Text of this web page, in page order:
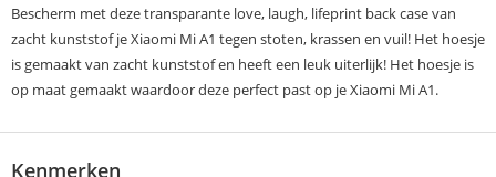
Bescherm met deze transparante love, laugh, lifeprint back case van
zacht kunststof je Xiaomi Mi A1 tegen stoten, krassen en vuil! Het hoesje
is gemaakt van zacht kunststof en heeft een leuk uiterlijk! Het hoesje is
op maat gemaakt waardoor deze perfect past op je Xiaomi Mi A1.
Kenmerken